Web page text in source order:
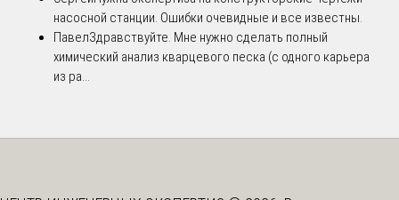
насосной станции. Ошибки очевидные и все известны.
ПавелЗдравствуйте. Мне нужно сделать полный
химический анализ кварцевого песка (с одного карьера
из ра...